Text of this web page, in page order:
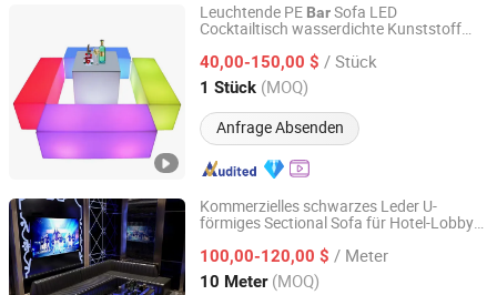
Leuchtende PE BarSofa LED
Cocktailtisch wasserdichte Kunststoff
Möbel
40,00-150,00 $ / Stück
1 Stück (MOQ)
Anfrage Absenden
Hengshui First Class Rotomolding Equipment Technology
Co., Ltd.
Hebei, China Seit 2026
Kommerzielles schwarzes Leder U-
förmiges Sectional Sofa für Hotel-Lobbys,
Möbel
100,00-120,00 $ / Meter
10 Meter (MOQ)
Foshan Xinda Furniture Co., Ltd.
Guangdong, China Seit 2023